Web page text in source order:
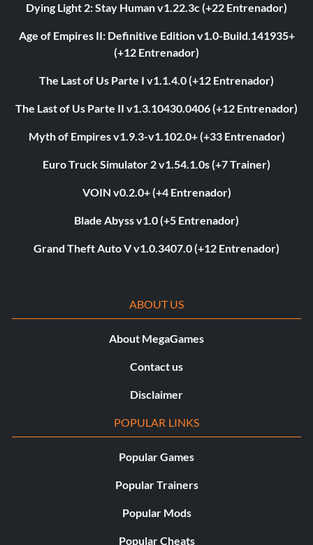
Dying Light 2: Stay Human v1.22.3c (+22 Entrenador)
Age of Empires II: Definitive Edition v1.0-Build.141935+
(+12 Entrenador)
The Last of Us Parte I v1.1.4.0 (+12 Entrenador)
The Last of Us Parte II v1.3.10430.0406 (+12 Entrenador)
Myth of Empires v1.9.3-v1.102.0+ (+33 Entrenador)
Euro Truck Simulator 2 v1.54.1.0s (+7 Trainer)
VOIN v0.2.0+ (+4 Entrenador)
Blade Abyss v1.0 (+5 Entrenador)
Grand Theft Auto V v1.0.3407.0 (+12 Entrenador)
ABOUT US
About MegaGames
Contact us
Disclaimer
POPULAR LINKS
Popular Games
Popular Trainers
Popular Mods
Popular Cheats